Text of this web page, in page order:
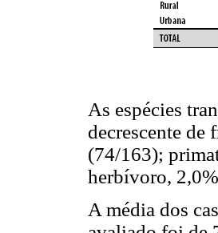
As espécies
decrescente de
(74/163);
herbívoro,
A média dos